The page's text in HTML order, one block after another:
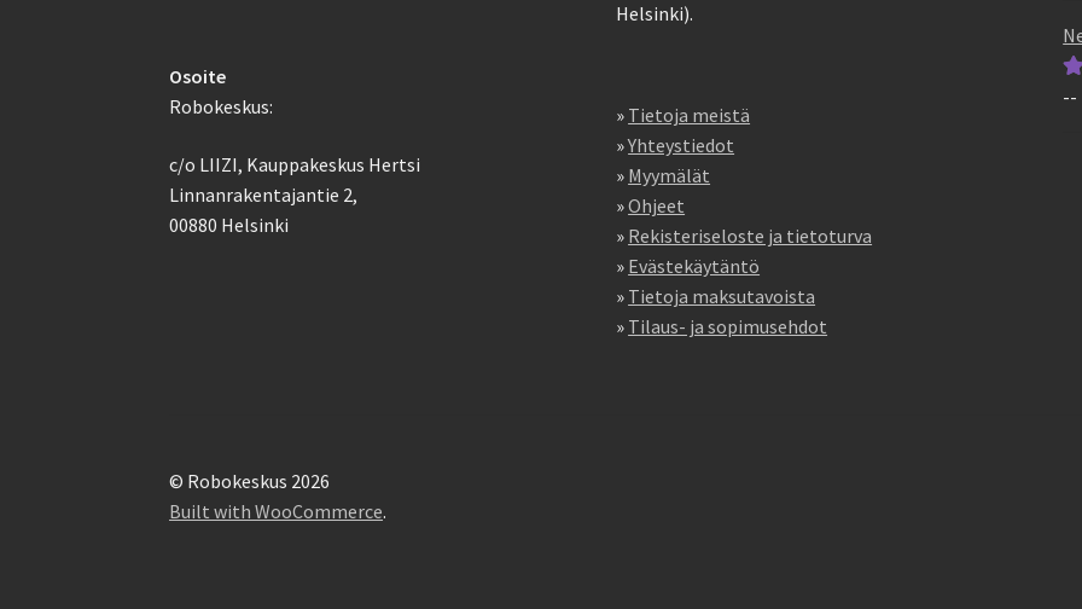
Osoite
Robokeskus:
c/o LIIZI, Kauppakeskus Hertsi
Linnanrakentajantie 2,
00880 Helsinki
Helsinki).
» Tietoja meistä
»Yhteystiedot
» Myymälät
»Ohjeet
» Rekisteriseloste ja tietoturva
» Evästekäytäntö
» Tietoja maksutavoista
» Tilaus- ja sopimusehdot
--
© Robokeskus 2026
Built with WooCommerce.